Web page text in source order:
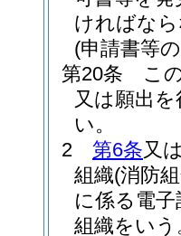
ければな
(申請書等
第20条
こ
又は願出
い。
2
第6条又
組織(消防
に係る電
組織をいう